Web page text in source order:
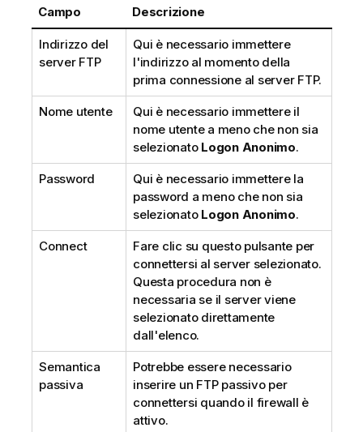
Campo Descrizione
Indirizzo del
server FTP
Qui è necessario immettere
l'indirizzo al momento della
prima connessione al server FTP.
Nome utente
Qui è necessario immettere il
nome utente a meno che non sia
selezionato Logon Anonimo.
Password
Qui è necessario immettere la
password a meno che non sia
selezionato Logon Anonimo.
Connect
Fare clic su questo pulsante per
connettersi al server selezionato.
Questa procedura non è
necessaria se il server viene
selezionato direttamente
dall'elenco.
Semantica
passiva
Potrebbe essere necessario
inserire un FTP passivo per
connettersi quando il firewall è
attivo.